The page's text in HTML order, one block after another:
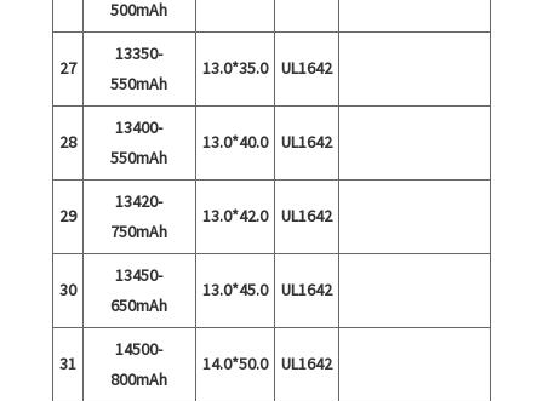
500mAh
27
13350-
550mAh
13.0*35.0 UL1642
28
13400-
550mAh
13.0*40.0 UL1642
29
13420-
750mAh
13.0*42.0 UL1642
30
13450-
650mAh
13.0*45.0 UL1642
31
14500-
800mAh
14.0*50.0 UL1642